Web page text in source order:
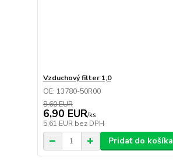
Vzduchový filter 1,0
OE: 13780-50R00
8,60 EUR
6,90 EUR/ks
5,61 EUR bez DPH
Pridať do košíka